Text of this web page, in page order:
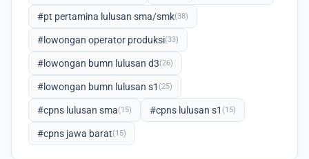
#pt pertamina lulusan sma/smk(38)
#lowongan operator produksi(33)
#lowongan bumn lulusan d3(26)
#lowongan bumn lulusan s1 (25)
#cpns lulusan sma(15) #cpns lulusan s1 (15)
#cpns jawa barat(15)